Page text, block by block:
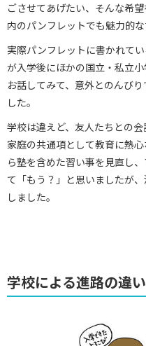
ごさせてあげたい、そんな希
内のパンフレットでも魅力的な
実際パンフレットに書かれて
が入学後にほかの国立・私立
お話してみて、意外とのんび
した。
学校は違えど、友人たちとの
家庭の共通項として教育に熱
ら塾を含めた習い事を見直し
て「もう？」と思いましたが
しました。
学校による進路の違